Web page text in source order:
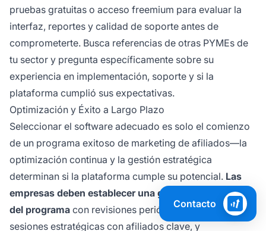
pruebas gratuitas o acceso freemium para evaluar la
interfaz, reportes y calidad de soporte antes de
comprometerte. Busca referencias de otras PYMEs de
tu sector y pregunta específicamente sobre su
experiencia en implementación, soporte y si la
plataforma cumplió sus expectativas.
Optimización y Éxito a Largo Plazo
Seleccionar el software adecuado es solo el comienzo
de un programa exitoso de marketing de afiliados—la
optimización continua y la gestión estratégica
determinan si la plataforma cumple su potencial. Las
empresas deben establecer una gobernanza formal
del programa con revisiones periódicas de desempeño,
sesiones estratégicas con afiliados clave, y
Contacto